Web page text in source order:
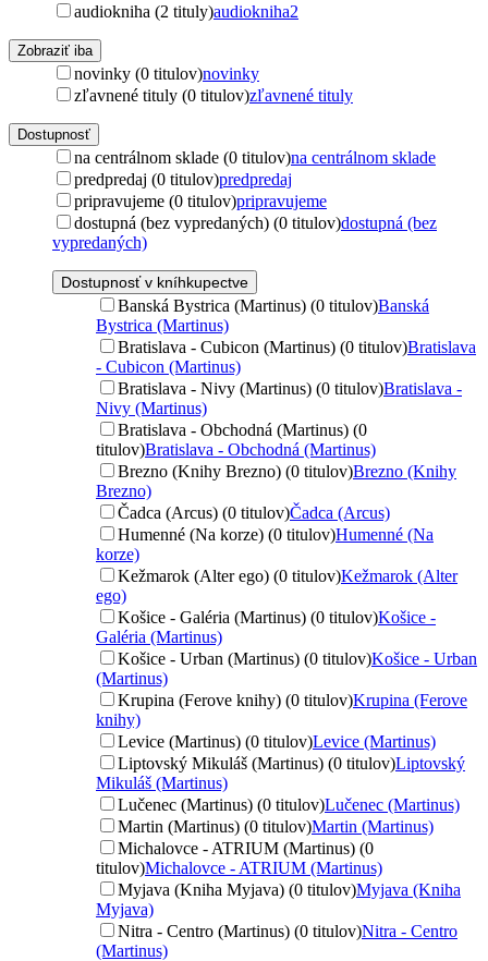
audiokniha (2 tituly)audiokniha2
Zobraziť iba
novinky (0 titulov)novinky
zľavnené tituly (0 titulov)zľavnené tituly
Dostupnosť
na centrálnom sklade (0 titulov)na centrálnom sklade
predpredaj (0 titulov)predpredaj
pripravujeme (0 titulov)pripravujeme
dostupná (bez vypredaných) (0 titulov)dostupná (bez
vypredaných)
Dostupnosť v kníhkupectve
Banská Bystrica (Martinus) (0 titulov)Banská
Bystrica (Martinus)
Bratislava - Cubicon (Martinus) (0 titulov)Bratislava
- Cubicon (Martinus)
Bratislava - Nivy (Martinus) (0 titulov)Bratislava -
Nivy (Martinus)
Bratislava - Obchodná (Martinus) (0
titulov)Bratislava - Obchodná (Martinus)
Brezno (Knihy Brezno) (0 titulov)Brezno (Knihy
Brezno)
Čadca (Arcus) (0 titulov)Čadca (Arcus)
Humenné (Na korze) (0 titulov)Humenné (Na
korze)
Kežmarok (Alter ego) (0 titulov)Kežmarok (Alter
ego)
Košice - Galéria (Martinus) (0 titulov)Košice -
Galéria (Martinus)
Košice - Urban (Martinus) (0 titulov)Košice - Urban
(Martinus)
Krupina (Ferove knihy) (0 titulov)Krupina (Ferove
knihy)
Levice (Martinus) (0 titulov)Levice (Martinus)
Liptovský Mikuláš (Martinus) (0 titulov)Liptovský
Mikuláš (Martinus)
Lučenec (Martinus) (0 titulov)Lučenec (Martinus)
Martin (Martinus) (0 titulov)Martin (Martinus)
Michalovce - ATRIUM (Martinus) (0
titulov)Michalovce - ATRIUM (Martinus)
Myjava (Kniha Myjava) (0 titulov)Myjava (Kniha
Myjava)
Nitra - Centro (Martinus) (0 titulov)Nitra - Centro
(Martinus)